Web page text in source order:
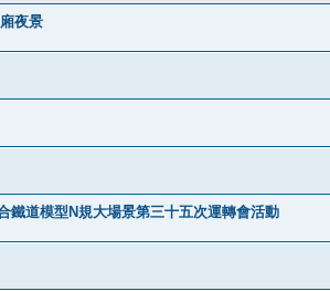
夜景
鐵道模型N規大場景第三十五次運轉會活動